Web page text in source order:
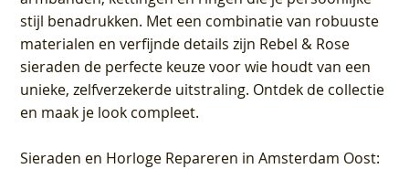
stijl benadrukken. Met een combinatie van robuuste
materialen en verfijnde details zijn Rebel & Rose
sieraden de perfecte keuze voor wie houdt van een
unieke, zelfverzekerde uitstraling. Ontdek de collectie
en maak je look compleet.
Sieraden en Horloge Repareren in Amsterdam Oost: